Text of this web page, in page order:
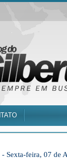
- Sexta-feira, 07 de